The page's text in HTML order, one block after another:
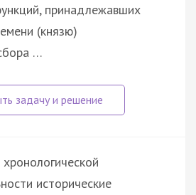
принадлежавших
(князю)
…
исторические